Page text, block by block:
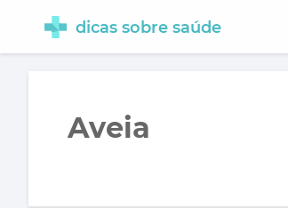
dicas sobre saúde
Aveia